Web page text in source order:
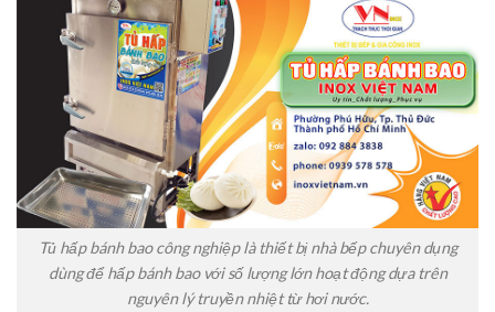
Tủ hấp bánh bao công nghiệp là thiết bị nhà bếp chuyên dụng
dùng để hấp bánh bao với số lượng lớn hoạt động dựa trên
nguyên lý truyền nhiệt từ hơi nước.